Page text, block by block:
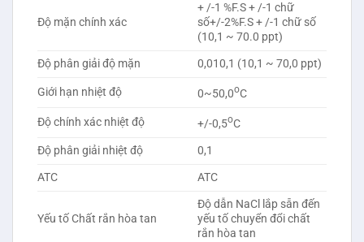
Độ mặn chính xác
+ /-1 %F.S + /-1 chữ
số+/-2%F.S + /-1 chữ số
(10,1 ~ 70.0 ppt)
Độ phân giải độ mặn
0,010,1 (10,1 ~ 70,0 ppt)
Giới hạn nhiệt độ 0~50,0oC
Độ chính xác nhiệt độ +/-0,5oC
Độ phân giải nhiệt độ
0,1
ATC
ATC
Yếu tố Chất rắn hòa tan
Độ dẫn NaCl lắp sẵn đến
yếu tố chuyển đổi chất
rắn hòa tan